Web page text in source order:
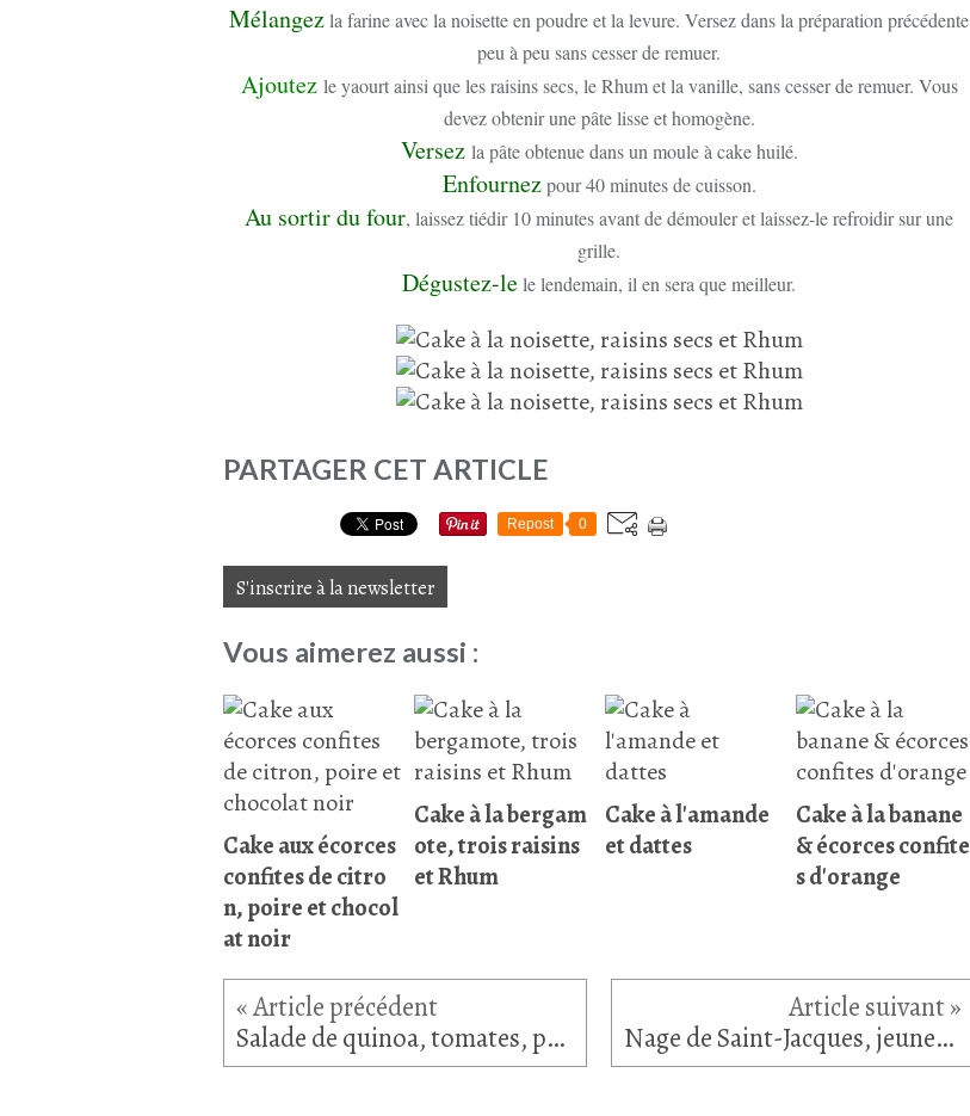
Mélangezla farine avec la noisette en poudre et la levure. Versez dans la préparation précédente
peu à peu sans cesser de remuer.
Ajoutez le yaourt ainsi que les raisins secs, le Rhum et la vanille, sans cesser de remuer. Vous
devez obtenir une pâte lisse et homogène.
Versez la pâte obtenue dans un moule à cake huilé.
Enfournezpour 40 minutes de cuisson.
Au sortir du four, laissez tiédir 10 minutes avant de démouler et laissez-le refroidir sur une
grille.
Dégustez-lele lendemain, il en sera que meilleur.
PARTAGER CET ARTICLE
Repost 0
S'inscrire à la newsletter
Vous aimerez aussi :
Cake aux écorces
confites de citro
n, poire et chocol
at noir
Cake à la bergam
ote, trois raisins
et Rhum
Cake à l'amande
et dattes
Cake à la banane
& écorces confite
s d'orange
Salade de quinoa, tomates, petits pois frais et graines Nage de Saint-Jacques, jeunes courgettes blanches